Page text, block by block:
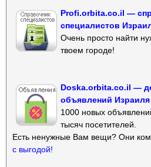
Profi.orbita.co.il —
специалистов
Очень просто найти
твоем городе!
Doska.orbita.co.il —
объявлений Израиля
1000 новых
тысяч посетителей.
Есть ненужные Вам вещи? Они
с выгодой!